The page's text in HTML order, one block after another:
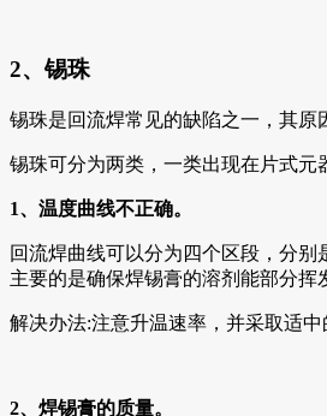
2、锡珠
锡珠是回流焊常见的缺陷之一，其原
锡珠可分为两类，一类出现在片式元
1、温度曲线不正确。
回流焊曲线可以分为四个区段，分
主要的是确保焊锡膏的溶剂能部分挥
解决办法:注意升温速率，并采取适
2、焊锡膏的质量。